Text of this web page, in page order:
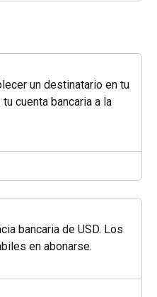
un destinatario en tu
cuenta bancaria a la
bancaria de USD. Los
en abonarse.